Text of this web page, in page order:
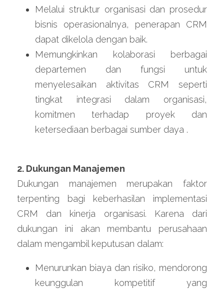
Melalui struktur organisasi dan prosedur
bisnis operasionalnya, penerapan CRM
dapat dikelola dengan baik.
Memungkinkan kolaborasi berbagai
departemen dan fungsi untuk
menyelesaikan aktivitas CRM seperti
tingkat integrasi dalam organisasi,
komitmen terhadap proyek dan
ketersediaan berbagai sumber daya .
2. Dukungan Manajemen
Dukungan manajemen merupakan faktor
terpenting bagi keberhasilan implementasi
CRM dan kinerja organisasi. Karena dari
dukungan ini akan membantu perusahaan
dalam mengambil keputusan dalam:
Menurunkan biaya dan risiko, mendorong
keunggulan kompetitif yang